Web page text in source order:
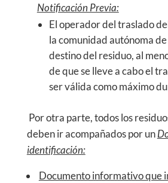
Notificación Previa:
El operador del traslado
la comunidad autónoma
destino del residuo, al
de que se lleve a cabo el
ser válida como máximo
Por otra parte, todos los
deben ir acompañados por un
identificación:
Documento informativo que